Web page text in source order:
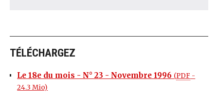
TÉLÉCHARGEZ
Le 18e du mois - N° 23 - Novembre 1996 (PDF -
24.3 Mio)